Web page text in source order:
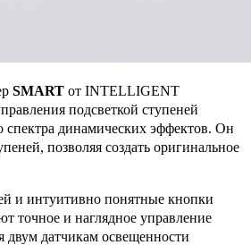
SMART от INTELLIGENT
подсветкой ступеней
спектра динамических эффектов. Он
позволяя создать оригинальное
и интуитивно понятные кнопки
точное и наглядное управление
двум датчикам освещенности